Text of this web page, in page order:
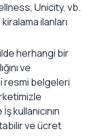
Unicity, vb.
ilanları
herhangi bir
ve
resmi belgeleri
kullanıcının
ve ücret